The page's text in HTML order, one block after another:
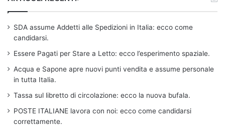
SDA assume Addetti alle Spedizioni in Italia: ecco come
candidarsi.
Essere Pagati per Stare a Letto: ecco l’esperimento spaziale.
Acqua e Sapone apre nuovi punti vendita e assume personale
in tutta Italia.
Tassa sul libretto di circolazione: ecco la nuova bufala.
POSTE ITALIANE lavora con noi: ecco come candidarsi
correttamente.